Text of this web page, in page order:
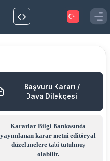
Başvuru Kararı /
Dava Dilekçesi
Kararlar Bilgi Bankasında
yayımlanan karar metni editöryal
düzeltmelere tabi tutulmuş
olabilir.